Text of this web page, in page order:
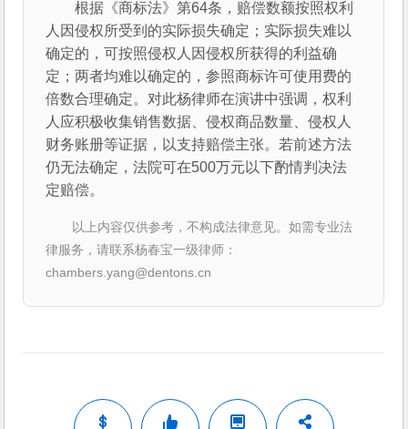
根据《商标法》第64条，赔偿数额按照权利
人因侵权所受到的实际损失确定；实际损失难以
确定的，可按照侵权人因侵权所获得的利益确
定；两者均难以确定的，参照商标许可使用费的
倍数合理确定。对此杨律师在演讲中强调，权利
人应积极收集销售数据、侵权商品数量、侵权人
财务账册等证据，以支持赔偿主张。若前述方法
仍无法确定，法院可在500万元以下酌情判决法
定赔偿。
以上内容仅供参考，不构成法律意见。如需专业法
律服务，请联系杨春宝一级律师：
chambers.yang@dentons.cn